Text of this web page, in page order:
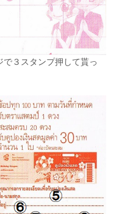
３スタンプ押して貰っ